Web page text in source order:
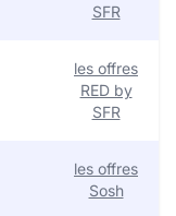
SFR
les offres
RED by
SFR
les offres
Sosh